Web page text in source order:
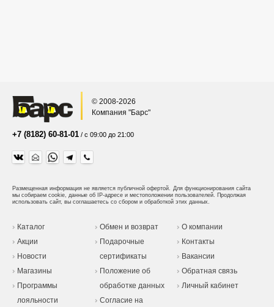
© 2008-2026
Компания "Барс"
+7 (8182) 60-81-01 / с 09:00 до 21:00
Размещенная информация не является публичной офертой. Для функционирования сайта
мы собираем cookie, данные об IP-адресе и местоположении пользователей. Продолжая
использовать сайт, вы соглашаетесь со сбором и обработкой этих данных.
Каталог
Акции
Новости
Магазины
Программы
лояльности
Обмен и возврат
Подарочные
сертификаты
Положение об
обработке данных
Согласие на
О компании
Контакты
Вакансии
Обратная связь
Личный кабинет